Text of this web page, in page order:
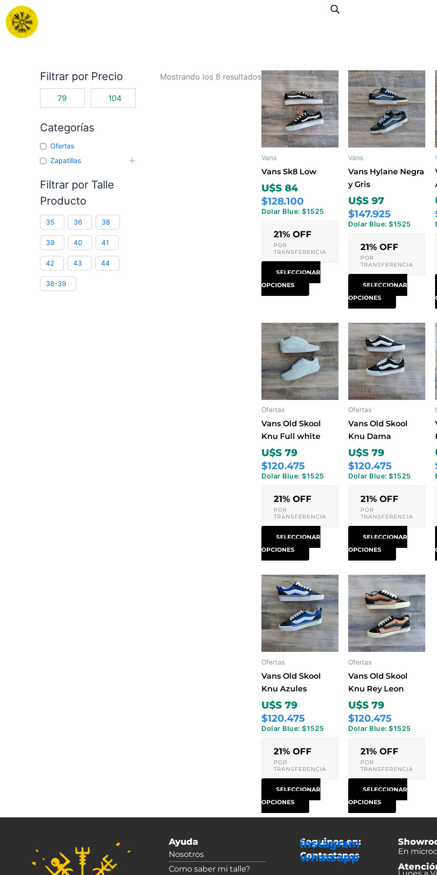
contenido
Filtrar por Precio
Categorías
Ofertas
Zapatillas
Filtrar por Talle
Producto
35 36 38
39 40 41
42 43 44
38-39
Mostrando los 8 resultadosOrdenado
por
los
últimos
Vans
Vans Sk8 Low
U$S 84
$128.100
Dolar Blue: $1525
21% OFF
POR
TRANSFERENCIA
SELECCIONAR
OPCIONES
Este
producto
tiene
múltiples
variantes.
Las
la
página
producto
Vans
Vans Hylane Negra
y Gris
U$S 97
$147.925
Dolar Blue: $1525
21% OFF
POR
TRANSFERENCIA
SELECCIONAR
OPCIONES
Este
producto
tiene
múltiples
variantes.
Las
pueden
página
de
Ofertas
Vans Old Skool
Knu Full white
U$S 79
$120.475
Dolar Blue: $1525
21% OFF
POR
TRANSFERENCIA
SELECCIONAR
OPCIONES
Este
producto
tiene
múltiples
variantes.
Las
página
de
Ofertas
Vans Old Skool
Knu Dama
U$S 79
$120.475
Dolar Blue: $1525
21% OFF
POR
TRANSFERENCIA
SELECCIONAR
OPCIONES
Este
producto
tiene
múltiples
variantes.
Las
página
de
Ofertas
Vans Old Skool
Knu Azules
U$S 79
$120.475
Dolar Blue: $1525
21% OFF
POR
TRANSFERENCIA
SELECCIONAR
OPCIONES
Este
producto
tiene
múltiples
variantes.
Las
página
de
Ofertas
Vans Old Skool
Knu Rey Leon
U$S 79
$120.475
Dolar Blue: $1525
21% OFF
POR
TRANSFERENCIA
SELECCIONAR
OPCIONES
Este
producto
tiene
múltiples
variantes.
Las
página
de
Ayuda
Nosotros
Como saber mi talle?
Seguinos en:
instagram
Contactanos
whatsapp En